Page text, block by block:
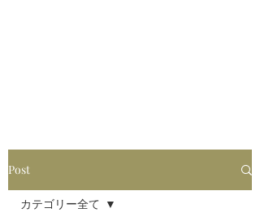
Post
カテゴリー全て